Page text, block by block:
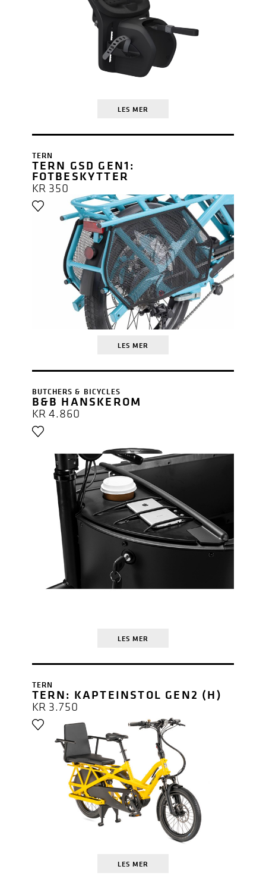
LES MER
TERN
TERN GSD GEN1:
FOTBESKYTTER
KR350
LES MER
BUTCHERS & BICYCLES
B&B HANSKEROM
KR4.860
LES MER
TERN
TERN: KAPTEINSTOL GEN2 (H)
KR3.750
LES MER